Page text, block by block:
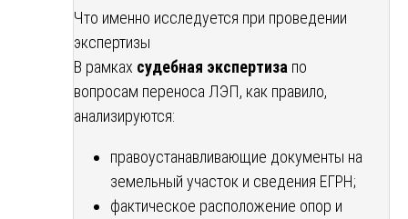
Что именно исследуется при проведении
экспертизы
В рамках судебная экспертиза по
вопросам переноса ЛЭП, как правило,
анализируются:
правоустанавливающие документы на
земельный участок и сведения ЕГРН;
фактическое расположение опор и